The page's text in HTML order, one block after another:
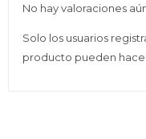
No hay valoraciones
Solo los usuarios
producto pueden